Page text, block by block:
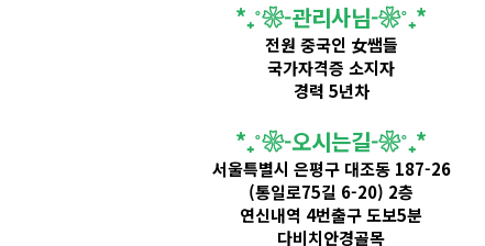
​*₊˚❀-관리사님-❀˚₊*
전원 중국인 女쌤들
국가자격증 소지자
경력 5년차
​*₊˚❀-오시는길-❀˚₊*
서울특별시 은평구 대조동 187-26
(통일로75길 6-20) 2층
연신내역 4번출구 도보5분
다비치안경골목